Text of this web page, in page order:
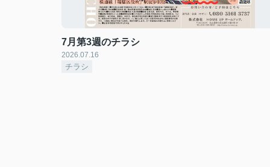
7月第3週のチラシ
2026.07.16
チラシ